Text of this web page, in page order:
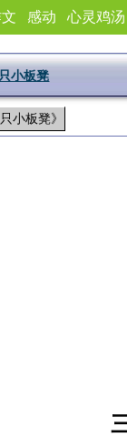
感动 心灵鸡汤
小板凳
小板凳》